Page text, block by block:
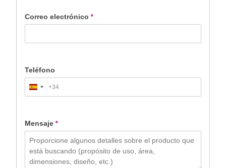
Correo electrónico *
Teléfono
Spain
+34
+34
Mensaje*